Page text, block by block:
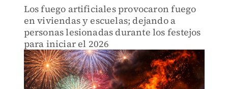
Los fuego artificiales provocaron fuego
en viviendas y escuelas; dejando a
personas lesionadas durante los festejos
para iniciar el 2026